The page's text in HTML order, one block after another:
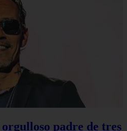
padre de tres